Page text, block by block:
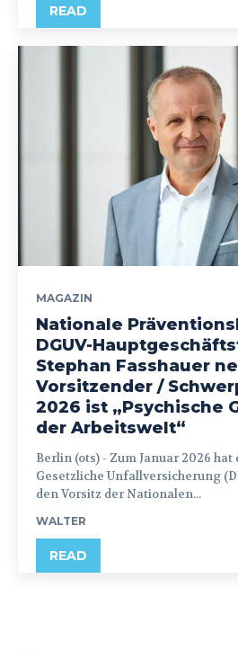
READ
MAGAZIN
Nationale
DGUV-
Stephan Fasshauer
Vorsitzender /
2026 ist „Psychische
der Arbeitswelt“
Berlin (ots) - Zum Januar 2026 hat die Deutsche
Gesetzliche Unfallversicherung
den Vorsitz der Nationalen...
WALTER
READ